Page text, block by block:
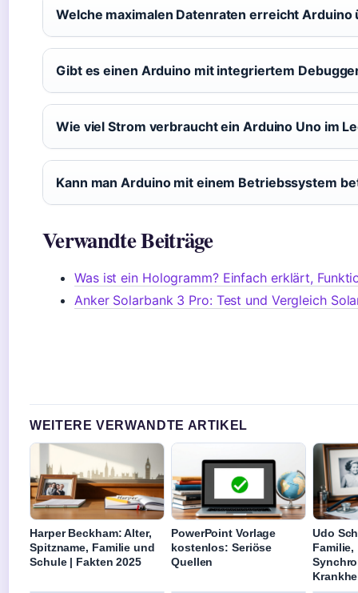
Welche maximalen Datenraten erreicht Arduino
Gibt es einen Arduino mit integriertem
Wie viel Strom verbraucht ein Arduino Uno im
Kann man Arduino mit einem Betriebssystem
Verwandte Beiträge
Was ist ein Hologramm? Einfach erklärt,
Anker Solarbank 3 Pro: Test und Vergleich
WEITERE VERWANDTE ARTIKEL
Harper Beckham: Alter,
Spitzname, Familie und
Schule | Fakten 2025
PowerPoint Vorlage
kostenlos: Seriöse
Quellen
Udo
Familie,